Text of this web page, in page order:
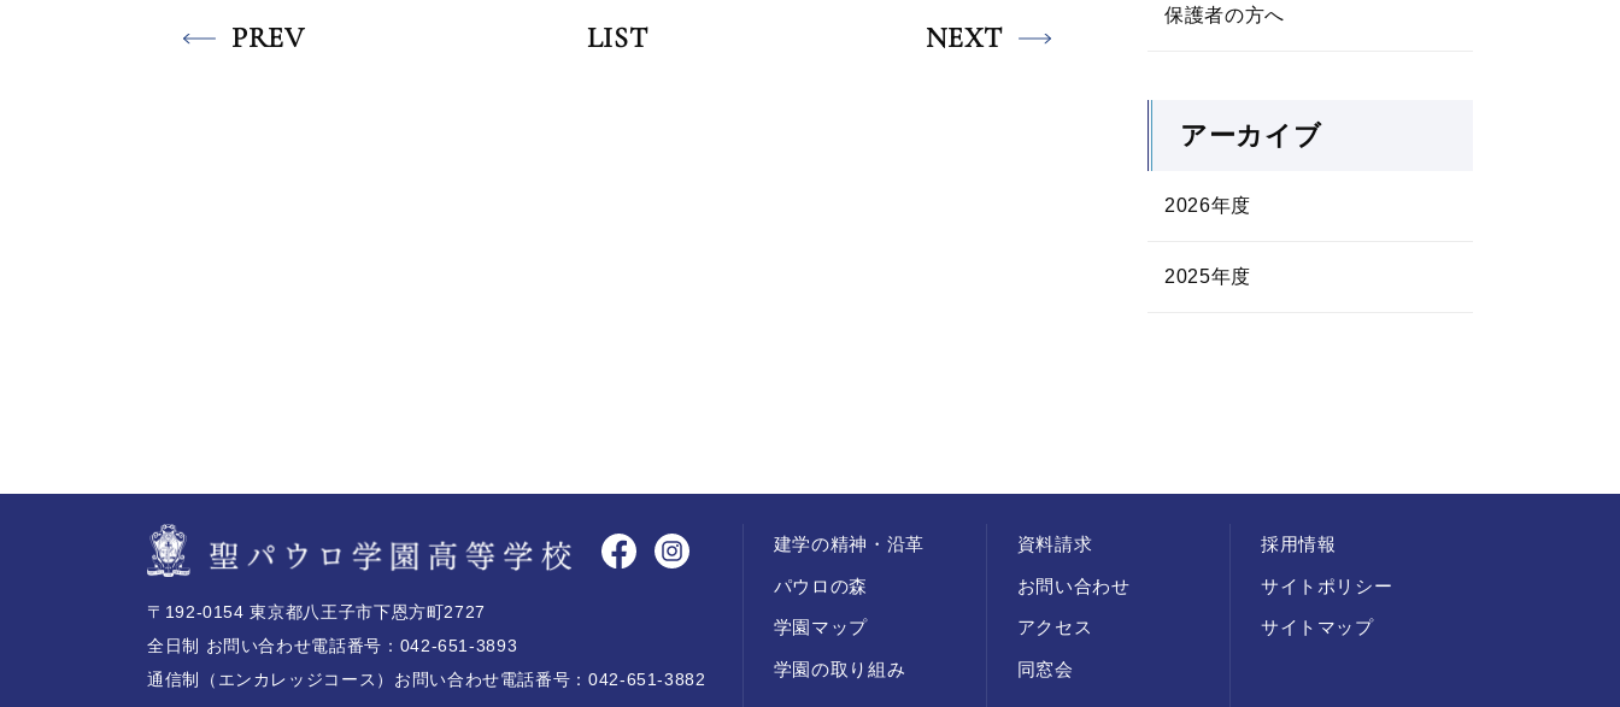
PREV LIST NEXT
保護者の方へ
アーカイブ
2026年度
2025年度
〒192-0154 東京都八王子市下恩方町2727
全日制 お問い合わせ電話番号：042-651-3893
通信制（エンカレッジコース） お問い合わせ電話番号：042-651-3882
建学の精神・沿革
パウロの森
学園マップ
学園の取り組み
資料請求
お問い合わせ
アクセス
同窓会
採用情報
サイトポリシー
サイトマップ